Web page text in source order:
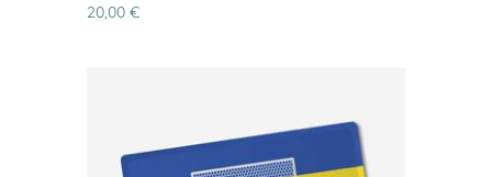
20,00 €